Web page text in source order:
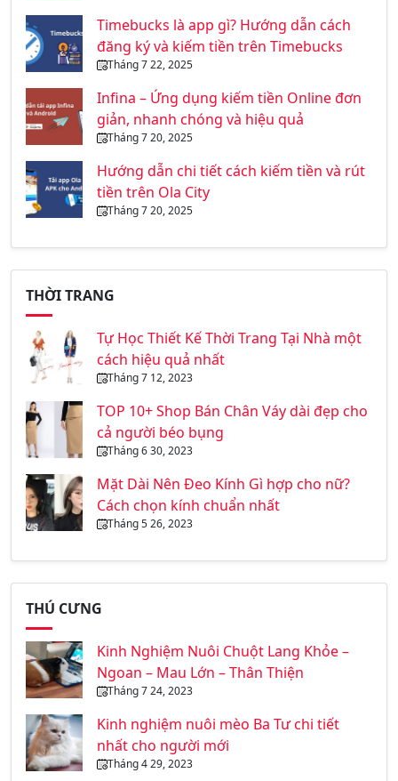
Timebucks là app gì? Hướng dẫn cách
đăng ký và kiếm tiền trên Timebucks
Tháng 7 22, 2025
Infina – Ứng dụng kiếm tiền Online đơn
giản, nhanh chóng và hiệu quả
Tháng 7 20, 2025
Hướng dẫn chi tiết cách kiếm tiền và rút
tiền trên Ola City
Tháng 7 20, 2025
THỜI TRANG
Tự Học Thiết Kế Thời Trang Tại Nhà một
cách hiệu quả nhất
Tháng 7 12, 2023
TOP 10+ Shop Bán Chân Váy dài đẹp cho
cả người béo bụng
Tháng 6 30, 2023
Mặt Dài Nên Đeo Kính Gì hợp cho nữ?
Cách chọn kính chuẩn nhất
Tháng 5 26, 2023
THÚ CƯNG
Kinh Nghiệm Nuôi Chuột Lang Khỏe –
Ngoan – Mau Lớn – Thân Thiện
Tháng 7 24, 2023
Kinh nghiệm nuôi mèo Ba Tư chi tiết
nhất cho người mới
Tháng 4 29, 2023